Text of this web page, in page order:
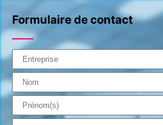
Formulaire de contact